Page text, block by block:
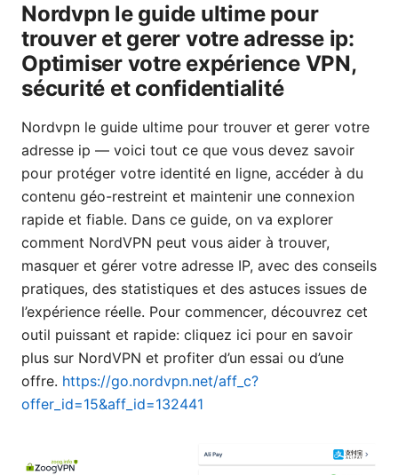
Nordvpn le guide ultime pour
trouver et gerer votre adresse ip:
Optimiser votre expérience VPN,
sécurité et confidentialité
Nordvpn le guide ultime pour trouver et gerer votre
adresse ip — voici tout ce que vous devez savoir
pour protéger votre identité en ligne, accéder à du
contenu géo-restreint et maintenir une connexion
rapide et fiable. Dans ce guide, on va explorer
comment NordVPN peut vous aider à trouver,
masquer et gérer votre adresse IP, avec des conseils
pratiques, des statistiques et des astuces issues de
l’expérience réelle. Pour commencer, découvrez cet
outil puissant et rapide: cliquez ici pour en savoir
plus sur NordVPN et profiter d’un essai ou d’une
offre. https://go.nordvpn.net/aff_c?
offer_id=15&aff_id=132441